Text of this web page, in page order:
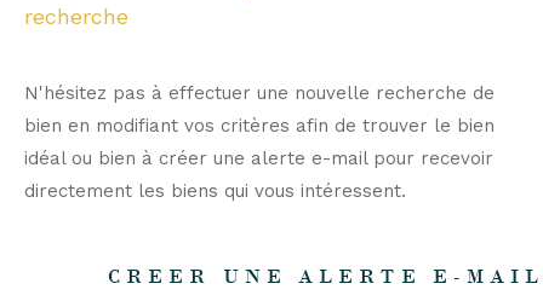
recherche
N'hésitez pas à effectuer une nouvelle recherche de
bien en modifiant vos critères afin de trouver le bien
idéal ou bien à créer une alerte e-mail pour recevoir
directement les biens qui vous intéressent.
CREER UNE ALERTE E-